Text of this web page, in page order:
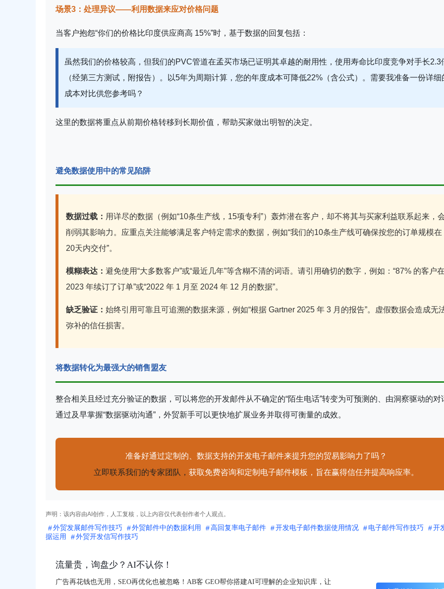
场景3：处理异议——利用数据来应对价格问题
当客户抱怨“你们的价格比印度供应商高 15%”时，基于数据的回复包括：
虽然我们的价格较高，但我们的PVC管道在孟买市场已证明其卓越的耐用性，使用寿命比印度竞争对手长2.3
（经第三方测试，附报告）。以5年为周期计算，您的年度成本可降低22%（含公式）。需要我准备一份详细
成本对比供您参考吗？
这里的数据将重点从前期价格转移到长期价值，帮助买家做出明智的决定。
避免数据使用中的常见陷阱
数据过载： 用详尽的数据（例如“10条生产线，15项专利”）轰炸潜在客户，却不将其与买家利益联系起来，
削弱其影响力。应重点关注能够满足客户特定需求的数据，例如“我们的10条生产线可确保按您的订单规模在
20天内交付”。
模糊表达： 避免使用“大多数客户”或“最近几年”等含糊不清的词语。请引用确切的数字，例如：“87% 的客户在
2023 年续订了订单”或“2022 年 1 月至 2024 年 12 月的数据”。
缺乏验证： 始终引用可靠且可追溯的数据来源，例如“根据 Gartner 2025 年 3 月的报告”。虚假数据会造成无
弥补的信任损害。
将数据转化为最强大的销售盟友
整合相关且经过充分验证的数据，可以将您的开发邮件从不确定的“陌生电话”转变为可预测的、由洞察驱动的对
通过及早掌握“数据驱动沟通”，外贸新手可以更快地扩展业务并取得可衡量的成效。
准备好通过定制的、数据支持的开发电子邮件来提升您的贸易影响力了吗？
立即联系我们的专家团队， 获取免费咨询和定制电子邮件模板，旨在赢得信任并提高响应率。
声明：该内容由AI创作，人工复核，以上内容仅代表创作者个人观点。
外贸发展邮件写作技巧 外贸邮件中的数据利用 高回复率电子邮件 开发电子邮件数据使用情况 电子邮件写作技巧
开
据运用
外贸开发信写作技巧
流量贵，询盘少？AI不认你！
广告再花钱也无用，SEO再优化也被忽略！AB客 GEO帮你搭建AI可理解的企业知识库，让